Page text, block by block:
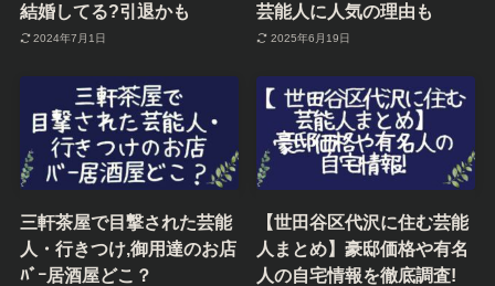
結婚してる?引退かも
2024年7月1日
芸能人に人気の理由も
2025年6月19日
三軒茶屋で目撃された芸能
人・行きつけ,御用達のお店
ﾊﾞｰ居酒屋どこ？
【世田谷区代沢に住む芸能
人まとめ】豪邸価格や有名
人の自宅情報を徹底調査!